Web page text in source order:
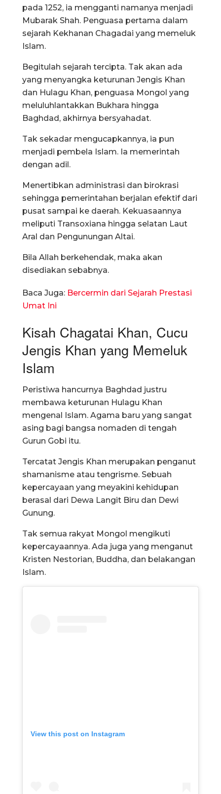
pada 1252, ia mengganti namanya menjadi
Mubarak Shah. Penguasa pertama dalam
sejarah Kekhanan Chagadai yang memeluk
Islam.
Begitulah sejarah tercipta. Tak akan ada
yang menyangka keturunan Jengis Khan
dan Hulagu Khan, penguasa Mongol yang
meluluhlantakkan Bukhara hingga
Baghdad, akhirnya bersyahadat.
Tak sekadar mengucapkannya, ia pun
menjadi pembela Islam. Ia memerintah
dengan adil.
Menertibkan administrasi dan birokrasi
sehingga pemerintahan berjalan efektif dari
pusat sampai ke daerah. Kekuasaannya
meliputi Transoxiana hingga selatan Laut
Aral dan Pengunungan Altai.
Bila Allah berkehendak, maka akan
disediakan sebabnya.
Baca Juga: Bercermin dari Sejarah Prestasi
Umat Ini
Kisah Chagatai Khan, Cucu
Jengis Khan yang Memeluk
Islam
Peristiwa hancurnya Baghdad justru
membawa keturunan Hulagu Khan
mengenal Islam. Agama baru yang sangat
asing bagi bangsa nomaden di tengah
Gurun Gobi itu.
Tercatat Jengis Khan merupakan penganut
shamanisme atau tengrisme. Sebuah
kepercayaan yang meyakini kehidupan
berasal dari Dewa Langit Biru dan Dewi
Gunung.
Tak semua rakyat Mongol mengikuti
kepercayaannya. Ada juga yang menganut
Kristen Nestorian, Buddha, dan belakangan
Islam.
View this post on Instagram